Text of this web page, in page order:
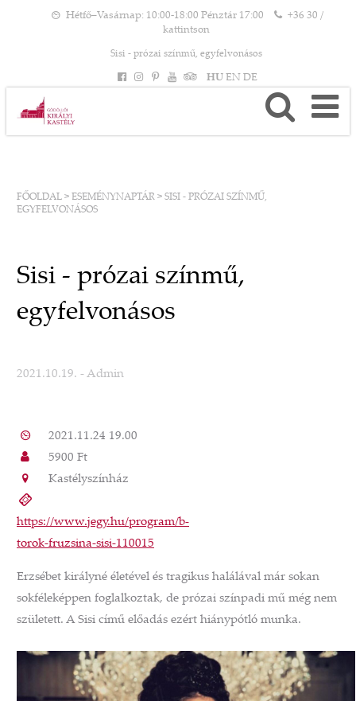
Hétfő–Vasárnap: 10:00-18:00 Pénztár 17:00
+36 30 /
kattintson
Sisi - prózai színmű, egyfelvonásos
HU EN DE
FŐOLDAL > ESEMÉNYNAPTÁR > SISI - PRÓZAI SZÍNMŰ,
EGYFELVONÁSOS
Sisi - prózai színmű,
egyfelvonásos
2021.10.19. - Admin
2021.11.24 19.00
5900 Ft
Kastélyszínház
https://www.jegy.hu/program/b-
torok-fruzsina-sisi-110015
Erzsébet királyné életével és tragikus halálával már sokan
sokféleképpen foglalkoztak, de prózai színpadi mű még nem
született. A Sisi című előadás ezért hiánypótló munka.